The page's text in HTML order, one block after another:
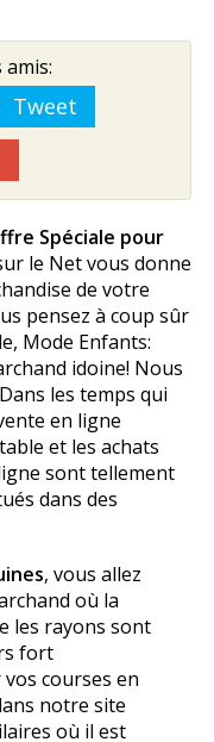
amis:
Tweet
Spéciale pour
le Net vous donne
de votre
pensez à coup sûr
Mode Enfants:
idoine! Nous
les temps qui
en ligne
et les achats
sont tellement
dans des
, vous allez
où la
les rayons sont
fort
courses en
notre site
où il est